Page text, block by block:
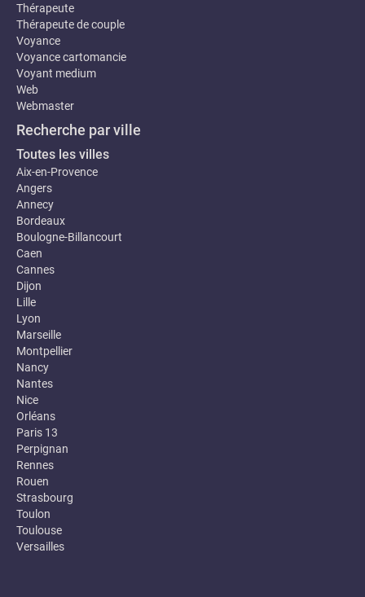
Thérapeute
Thérapeute de couple
Voyance
Voyance cartomancie
Voyant medium
Web
Webmaster
Recherche par ville
Toutes les villes
Aix-en-Provence
Angers
Annecy
Bordeaux
Boulogne-Billancourt
Caen
Cannes
Dijon
Lille
Lyon
Marseille
Montpellier
Nancy
Nantes
Nice
Orléans
Paris 13
Perpignan
Rennes
Rouen
Strasbourg
Toulon
Toulouse
Versailles